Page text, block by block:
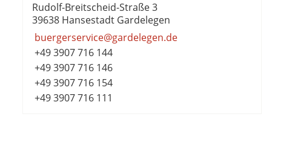
Rudolf-Breitscheid-Straße 3
39638 Hansestadt Gardelegen
buergerservice@gardelegen.de
+49 3907 716 144
+49 3907 716 146
+49 3907 716 154
+49 3907 716 111